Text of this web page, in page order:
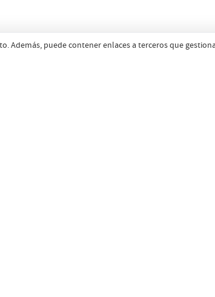
Además, puede contener enlaces a terceros que